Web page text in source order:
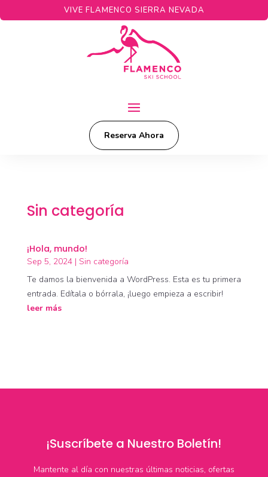
VIVE FLAMENCO SIERRA NEVADA
Reserva Ahora
Sin categoría
¡Hola, mundo!
Sep 5, 2024| Sin categoría
Te damos la bienvenida a WordPress. Esta es tu primera
entrada. Edítala o bórrala, ¡luego empieza a escribir!
leer más
¡Suscríbete a Nuestro Boletín!
Mantente al día con nuestras últimas noticias, ofertas